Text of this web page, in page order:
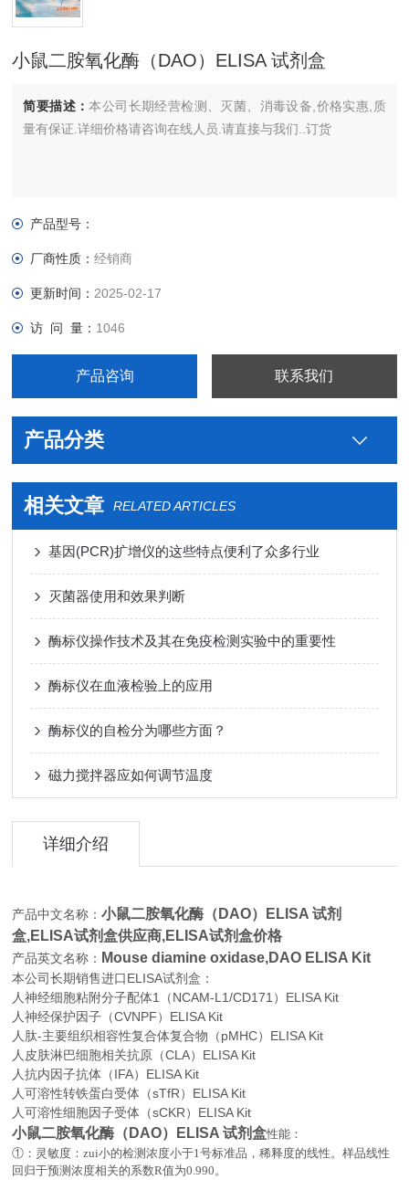
小鼠二胺氧化酶（DAO）ELISA 试剂盒
简要描述：本公司长期经营检测、灭菌、消毒设备,价格实惠,质
量有保证.详细价格请咨询在线人员.请直接与我们..订货
产品型号：
厂商性质：经销商
更新时间： 2025-02-17
访 问 量： 1046
产品咨询 联系我们
产品分类
相关文章 RELATED ARTICLES
基因(PCR)扩增仪的这些特点便利了众多行业
灭菌器使用和效果判断
酶标仪操作技术及其在免疫检测实验中的重要性
酶标仪在血液检验上的应用
酶标仪的自检分为哪些方面？
磁力搅拌器应如何调节温度
详细介绍
产品中文名称：小鼠二胺氧化酶（DAO）ELISA 试剂
盒,ELISA试剂盒供应商,ELISA试剂盒价格
产品英文名称： Mouse diamine oxidase,DAO ELISA Kit
本公司长期销售进口ELISA试剂盒：
人神经细胞粘附分子配体1（NCAM-L1/CD171）ELISA Kit
人神经保护因子（CVNPF）ELISA Kit
人肽-主要组织相容性复合体复合物（pMHC）ELISA Kit
人皮肤淋巴细胞相关抗原（CLA）ELISA Kit
人抗内因子抗体（IFA）ELISA Kit
人可溶性转铁蛋白受体（sTfR）ELISA Kit
人可溶性细胞因子受体（sCKR）ELISA Kit
小鼠二胺氧化酶（DAO）ELISA 试剂盒性能：
①：灵敏度：zui小的检测浓度小于1号标准品，稀释度的线性。样品线性
回归于预测浓度相关的系数R值为0.990。